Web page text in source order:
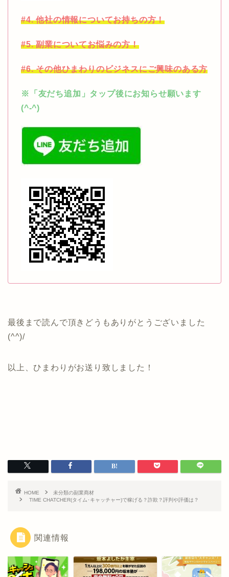
#4. 他社の情報についてお持ちの方！
#5. 副業についてお悩みの方！
#6. その他ひまわりのビジネスにご興味のある方
※「友だち追加」タップ後にお知らせ願います
(^-^)
最後まで読んで頂きどうもありがとうございました
(^^)/
以上、ひまわりがお送り致しました！
HOME
未分類の副業商材
TIME CHATCHER(タイム･キャッチャー)で稼げる？詐欺？評判や評価は？
関連情報